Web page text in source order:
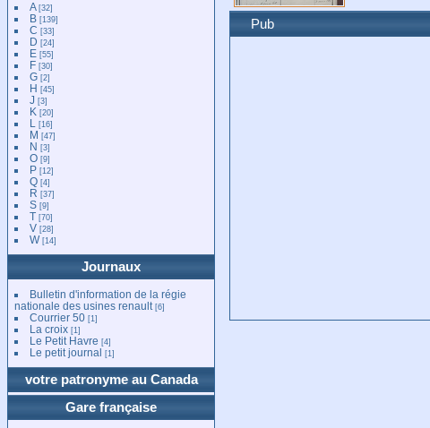
A [32]
B [139]
C [33]
D [24]
E [55]
F [30]
G [2]
H [45]
J [3]
K [20]
L [16]
M [47]
N [3]
O [9]
P [12]
Q [4]
R [37]
S [9]
T [70]
V [28]
W [14]
Journaux
Bulletin d'information de la régie
nationale des usines renault [6]
Courrier 50 [1]
La croix [1]
Le Petit Havre [4]
Le petit journal [1]
votre patronyme au Canada
Gare française
Pub